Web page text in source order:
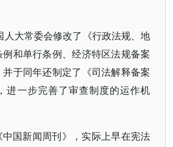
人大常委会修改了《行政法规、地
和单行条例、经济特区法规备案
于同年还制定了《司法解释备案
进一步完善了审查制度的运作机
国新闻周刊》，实际上早在宪法